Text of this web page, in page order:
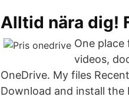
Alltid nära dig!
One
videos,
OneDrive. My files
Download and install the